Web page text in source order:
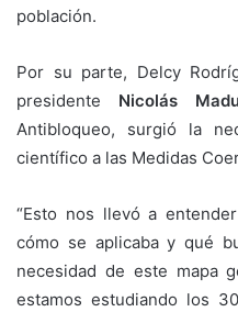
población.
Por su parte, Delcy
presidente Nicolás
Antibloqueo, surgió la
científico a las Medidas
“Esto nos llevó a
cómo se aplicaba y qué
necesidad de este mapa
estamos estudiando los